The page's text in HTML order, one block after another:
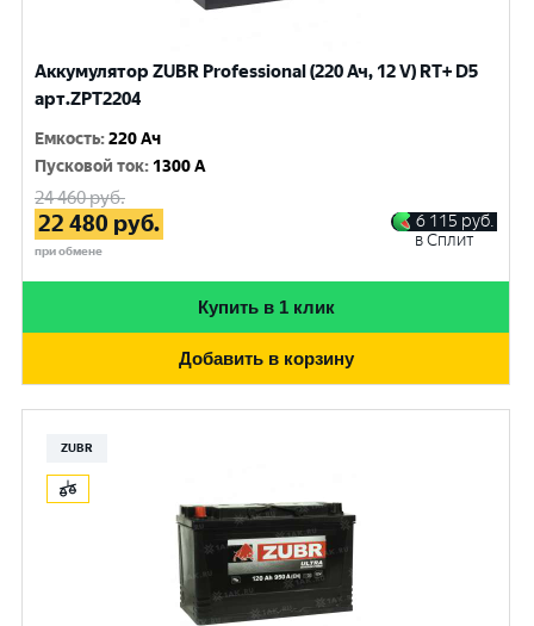
Аккумулятор ZUBR Professional (220 Ач, 12 V) RT+ D5
арт.ZPT2204
Емкость:220 Ач
Пусковой ток: 1300 A
24 460руб.
22 480 руб.
при обмене
6 115 руб.
в Сплит
Купить в 1 клик
Добавить в корзину
ZUBR